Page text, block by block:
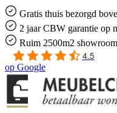
Gratis thuis bezorgd
2 jaar CBW garantie op
Ruim 2500m2 showroom
4.5
op Google